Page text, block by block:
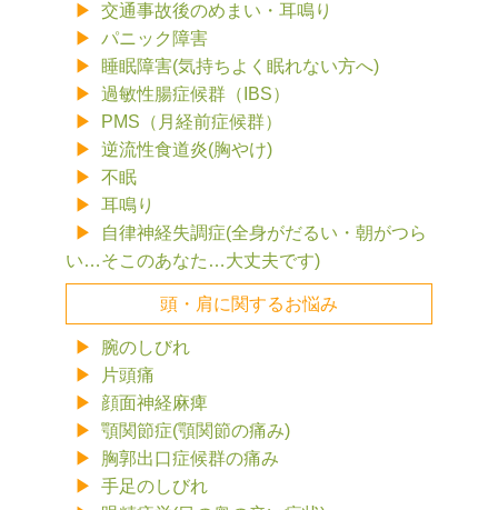
交通事故後のめまい・耳鳴り
パニック障害
睡眠障害(気持ちよく眠れない方へ)
過敏性腸症候群（IBS）
PMS（月経前症候群）
逆流性食道炎(胸やけ)
不眠
耳鳴り
自律神経失調症(全身がだるい・朝がつら
い…そこのあなた…大丈夫です)
頭・肩に関するお悩み
腕のしびれ
片頭痛
顔面神経麻痺
顎関節症(顎関節の痛み)
胸郭出口症候群の痛み
手足のしびれ